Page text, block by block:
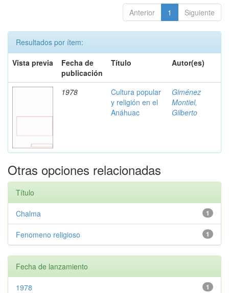
Anterior 1 Siguiente
Resultados por ítem:
Vista previa
Fecha de
publicación
Título Autor(es)
1978
Cultura popular
y religión en el
Anáhuac
Giménez
Montiel,
Gilberto
Otras opciones relacionadas
Título
1
Chalma
1
Fenomeno religioso
Fecha de lanzamiento
1
1978